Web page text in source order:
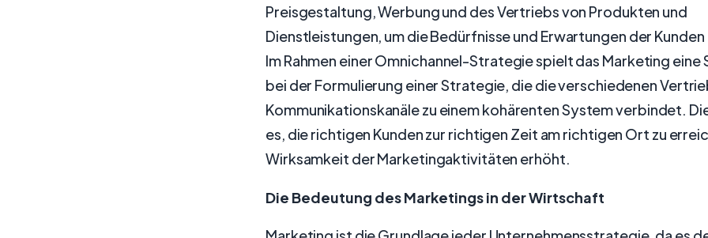
Preisgestaltung, Werbung und des Vertriebs von Produkten und
Dienstleistungen, um die Bedürfnisse und Erwartungen der
Im Rahmen einer Omnichannel-Strategie spielt das Marketing eine
bei der Formulierung einer Strategie, die die verschiedenen
Kommunikationskanäle zu einem kohärenten System verbindet.
es, die richtigen Kunden zur richtigen Zeit am richtigen Ort zu
Wirksamkeit der Marketingaktivitäten erhöht.
Die Bedeutung des Marketings in der Wirtschaft